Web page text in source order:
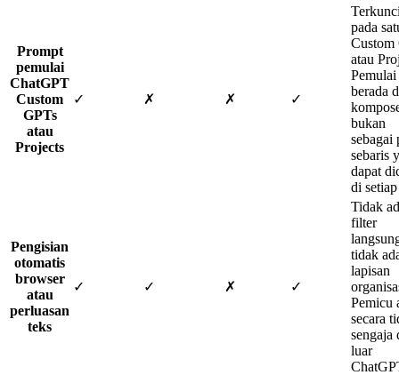
Prompt
pemulai
ChatGPT
Custom
GPTs
atau
Projects
✓ ✗ ✗ ✓
pada
Custom
atau
Pemulai
berada
bukan
sebagai
sebaris
dapat
di
Pengisian
otomatis
browser
atau
perluasan
teks
✓ ✓ ✗ ✓
Tidak
filter
tidak
lapisan
Pemicu
secara
sengaja
luar